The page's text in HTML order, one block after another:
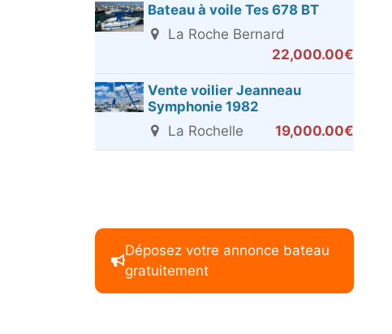
Bateau à voile Tes 678 BT
La Roche Bernard
22,000.00€
Vente voilier Jeanneau
Symphonie 1982
La Rochelle
19,000.00€
Déposez votre annonce bateau
gratuitement